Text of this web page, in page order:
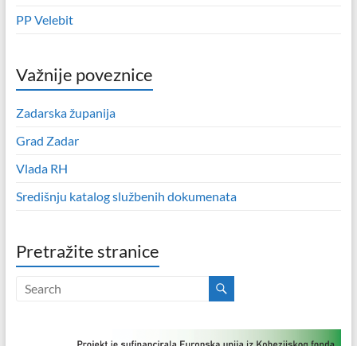
PP Velebit
Važnije poveznice
Zadarska županija
Grad Zadar
Vlada RH
Središnju katalog službenih dokumenata
Pretražite stranice